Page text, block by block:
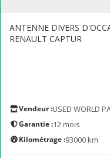
ANTENNE DIVERS
RENAULT CAPTUR
Vendeur :USED WORLD
Garantie :12 mois
Kilométrage :93000 km